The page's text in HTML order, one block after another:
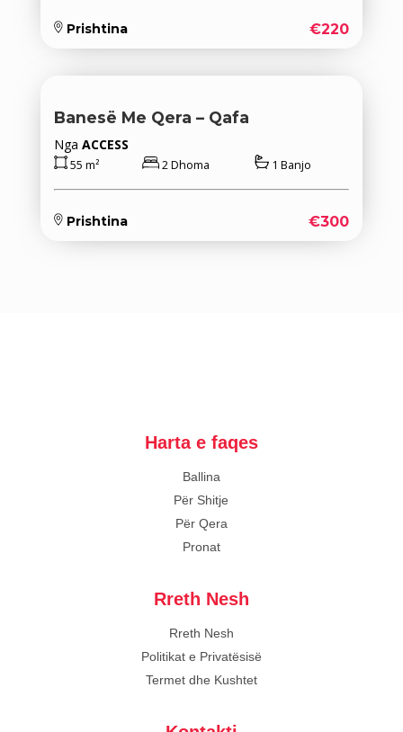
Prishtina €220
Banesë Me Qera – Qafa
Nga ACCESS
55 m² 2 Dhoma 1 Banjo
Prishtina €300
Harta e faqes
Ballina
Për Shitje
Për Qera
Pronat
Rreth Nesh
Rreth Nesh
Politikat e Privatësisë
Termet dhe Kushtet